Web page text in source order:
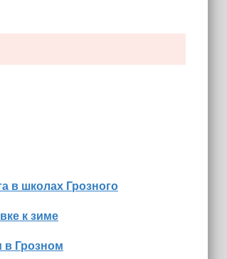
в школах Грозного
к зиме
в Грозном